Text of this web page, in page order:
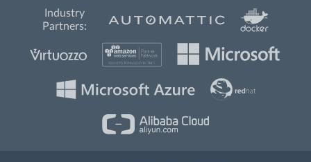
Industry
Partners: